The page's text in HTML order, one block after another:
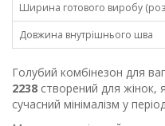
Ширина готового виробу
Довжина внутрішнього шва
Голубий комбінезон для
2238 створений для жінок,
сучасний мінімалізм у